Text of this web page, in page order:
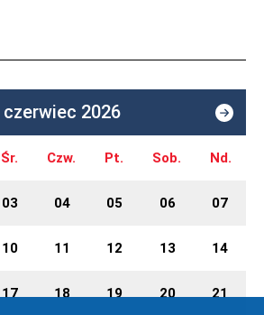
czerwiec 2026
Śr. Czw. Pt. Sob. Nd.
03 04 05 06 07
10 11 12 13 14
17 18 19 20 21